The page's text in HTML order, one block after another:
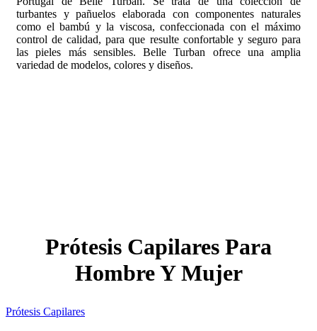
turbantes y pañuelos elaborada con componentes naturales
como el bambú y la viscosa, confeccionada con el máximo
control de calidad, para que resulte confortable y seguro para
las pieles más sensibles. Belle Turban ofrece una amplia
variedad de modelos, colores y diseños.
Prótesis Capilares Para
Hombre Y Mujer
Prótesis Capilares